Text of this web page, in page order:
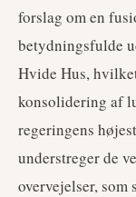
forslag om en
betydningsfulde
Hvide Hus,
konsolidering af
regeringens
understreger de
overvejelser,